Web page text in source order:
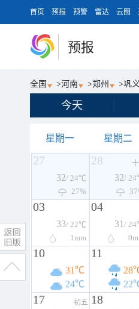
首页 预报 预警 雷达 云图
预报
全国 >河南 >郑州 >巩义
今天
星期一 星期二
27
32/ 24℃
27%
28
32/
03
33/ 22℃
1mm
04
31 /
0
10
31℃
24℃
11
17 初五 18